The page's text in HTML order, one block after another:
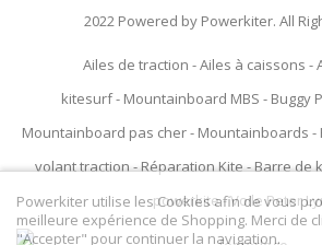
2022 Powered by Powerkiter. All
Ailes de traction -Ailes à caissons -
kitesurf- Mountainboard MBS - Buggy
Mountainboard pas cher- Mountainboards -
volant traction-Réparation Kite-Barre de
powerkite-Voile Peter
Powerkiter utilise les Cookies afin de vous
meilleure expérience de Shopping. Merci de
"Accepter" pour continuer la navigation.